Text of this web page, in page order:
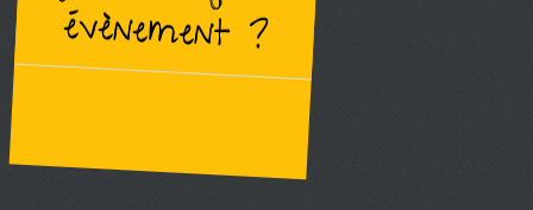
évènement ?